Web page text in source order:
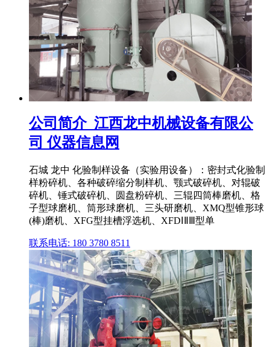
公司简介_江西龙中机械设备有限公
司 仪器信息网
石城 龙中 化验制样设备（实验用设备）：密封式化验制
样粉碎机、各种破碎缩分制样机、颚式破碎机、对辊破
碎机、锤式破碎机、圆盘粉碎机、三辊四筒棒磨机、格
子型球磨机、筒形球磨机、三头研磨机、XMQ型锥形球
(棒)磨机、XFG型挂槽浮选机、XFDⅠⅡⅢ型单
联系电话: 180 3780 8511